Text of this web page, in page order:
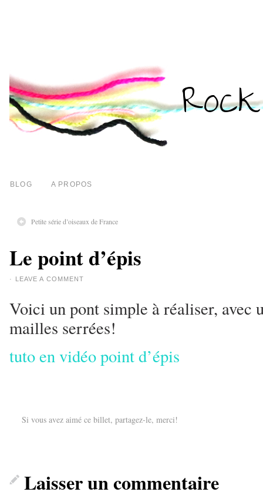
BLOG A PROPOS
Petite série d’oiseaux de France
Le point d’épis
· LEAVE A COMMENT
Voici un pont simple à réaliser, avec
mailles serrées!
tuto en vidéo point d’épis
Si vous avez aimé ce billet, partagez-le, merci!
Laisser un commentaire